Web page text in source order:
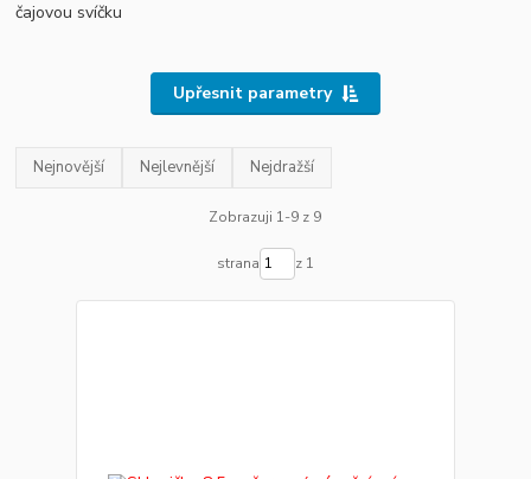
čajovou svíčku
Upřesnit parametry
Nejnovější Nejlevnější Nejdražší
Zobrazuji 1-9 z 9
strana z 1